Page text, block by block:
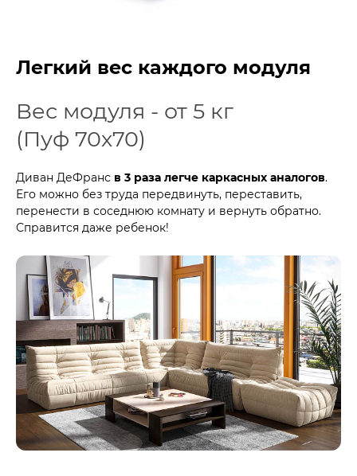
Легкий вес каждого модуля
Вес модуля - от 5 кг
(Пуф 70х70)
Диван ДеФранс в 3 раза легче каркасных аналогов.
Его можно без труда передвинуть, переставить,
перенести в соседнюю комнату и вернуть обратно.
Справится даже ребенок!